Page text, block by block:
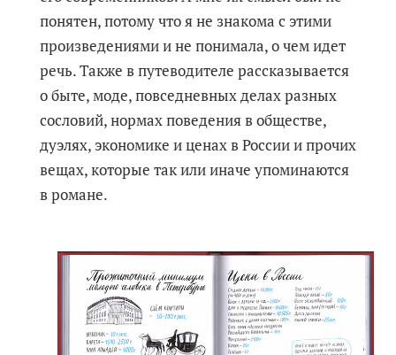
понятен, потому что я не знакома с этими
произведениями и не понимала, о чем идет
речь. Также в путеводителе рассказывается
о быте, моде, повседневных делах разных
сословий, нормах поведения в обществе,
дуэлях, экономике и ценах в России и прочих
вещах, которые так или иначе упоминаются
в романе.